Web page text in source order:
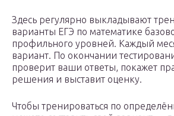
Здесь регулярно выкладывают
варианты ЕГЭ по математике
профильного уровней. Каждый
вариант. По окончании
проверит ваши ответы, покажет
решения и выставит оценку.
Чтобы тренироваться по